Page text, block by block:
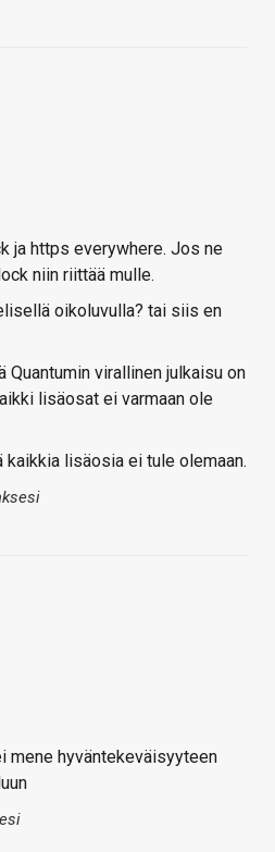
ja https everywhere. Jos ne
niin riittää mulle.
oikoluvulla? tai siis en
Quantumin virallinen julkaisu on
lisäosat ei varmaan ole
kaikkia lisäosia ei tule olemaan.
mene hyväntekeväisyyteen